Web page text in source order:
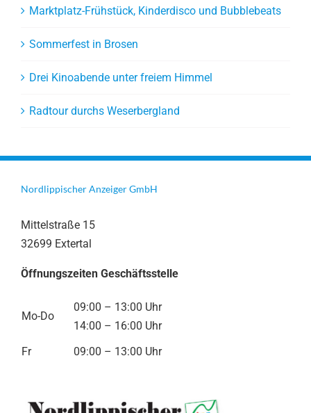
Marktplatz-Frühstück, Kinderdisco und Bubblebeats
Sommerfest in Brosen
Drei Kinoabende unter freiem Himmel
Radtour durchs Weserbergland
Nordlippischer Anzeiger GmbH
Mittelstraße 15
32699 Extertal
Öffnungszeiten Geschäftsstelle
Mo-Do
09:00 – 13:00 Uhr
14:00 – 16:00 Uhr
Fr
09:00 – 13:00 Uhr